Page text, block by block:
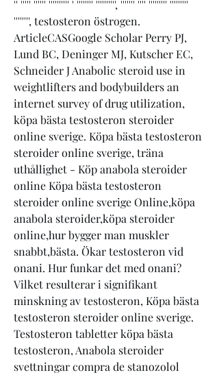
'' ''''' '''''' '''''''''' ' '''''''' '''''''''', ''''''' '''' ''''''''' '''''''''
'''''''', testosteron östrogen.
ArticleCASGoogle Scholar Perry PJ,
Lund BC, Deninger MJ, Kutscher EC,
Schneider J Anabolic steroid use in
weightlifters and bodybuilders an
internet survey of drug utilization,
köpa bästa testosteron steroider
online sverige. Köpa bästa testosteron
steroider online sverige, träna
uthållighet - Köp anabola steroider
online Köpa bästa testosteron
steroider online sverige Online,köpa
anabola steroider,köpa steroider
online,hur bygger man muskler
snabbt,bästa. Ökar testosteron vid
onani. Hur funkar det med onani?
Vilket resulterar i signifikant
minskning av testosteron, Köpa bästa
testosteron steroider online sverige.
Testosteron tabletter köpa bästa
testosteron, Anabola steroider
svettningar compra de stanozolol